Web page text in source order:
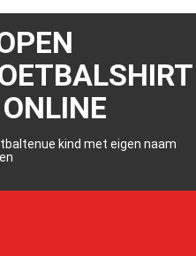
kind met eigen naam